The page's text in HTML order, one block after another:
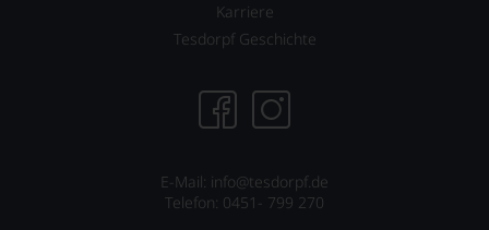
Karriere
Tesdorpf Geschichte
E-Mail: info@tesdorpf.de
Telefon: 0451- 799 270